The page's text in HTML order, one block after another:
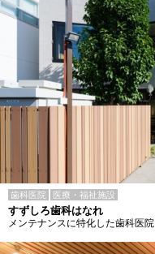
歯科医院 医療・福祉施設
すずしろ歯科はなれ
メンテナンスに特化した歯科医院